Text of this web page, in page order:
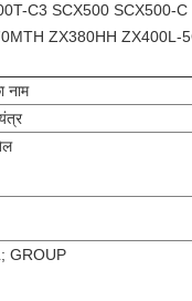
C3 SCX500 SCX500-
ZX380HH ZX400L-
नाम
GROUP